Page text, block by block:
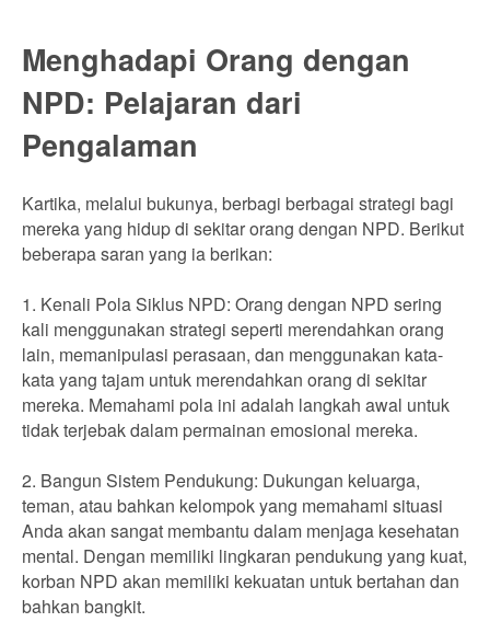
Menghadapi Orang dengan
NPD: Pelajaran dari
Pengalaman
Kartika, melalui bukunya, berbagi berbagai strategi bagi
mereka yang hidup di sekitar orang dengan NPD. Berikut
beberapa saran yang ia berikan:
1. Kenali Pola Siklus NPD: Orang dengan NPD sering
kali menggunakan strategi seperti merendahkan orang
lain, memanipulasi perasaan, dan menggunakan kata-
kata yang tajam untuk merendahkan orang di sekitar
mereka. Memahami pola ini adalah langkah awal untuk
tidak terjebak dalam permainan emosional mereka.
2. Bangun Sistem Pendukung: Dukungan keluarga,
teman, atau bahkan kelompok yang memahami situasi
Anda akan sangat membantu dalam menjaga kesehatan
mental. Dengan memiliki lingkaran pendukung yang kuat,
korban NPD akan memiliki kekuatan untuk bertahan dan
bahkan bangkit.